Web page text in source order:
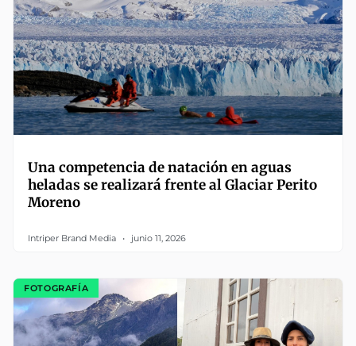
Una competencia de natación en aguas
heladas se realizará frente al Glaciar Perito
Moreno
Intriper Brand Media junio 11, 2026
FOTOGRAFÍA